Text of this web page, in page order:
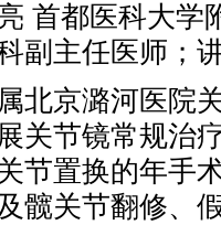
都医科大学
副主任医师；
京潞河医院
关节镜常规治
节置换的年手
髋关节翻修、